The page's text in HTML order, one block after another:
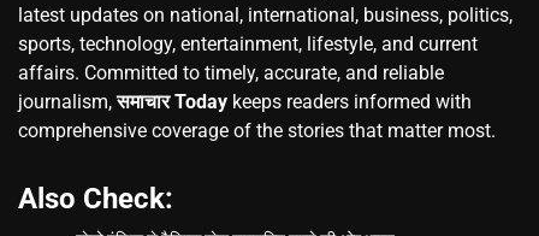
latest updates on national, international, business, politics,
sports, technology, entertainment, lifestyle, and current
affairs. Committed to timely, accurate, and reliable
journalism,समाचार Today keeps readers informed with
comprehensive coverage of the stories that matter most.
Also Check: